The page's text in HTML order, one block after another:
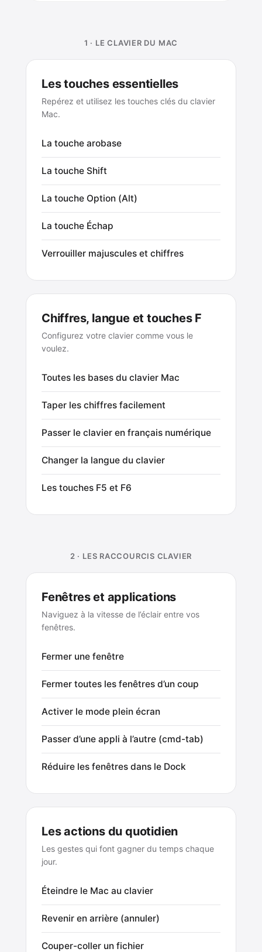
1 · LE CLAVIER DU MAC
Les touches essentielles
Repérez et utilisez les touches clés du clavier
Mac.
La touche arobase
La touche Shift
La touche Option (Alt)
La touche Échap
Verrouiller majuscules et chiffres
Chiffres, langue et touches F
Configurez votre clavier comme vous le
voulez.
Toutes les bases du clavier Mac
Taper les chiffres facilement
Passer le clavier en français numérique
Changer la langue du clavier
Les touches F5 et F6
2 · LES RACCOURCIS CLAVIER
Fenêtres et applications
Naviguez à la vitesse de l’éclair entre vos
fenêtres.
Fermer une fenêtre
Fermer toutes les fenêtres d’un coup
Activer le mode plein écran
Passer d’une appli à l’autre (cmd-tab)
Réduire les fenêtres dans le Dock
Les actions du quotidien
Les gestes qui font gagner du temps chaque
jour.
Éteindre le Mac au clavier
Revenir en arrière (annuler)
Couper-coller un fichier